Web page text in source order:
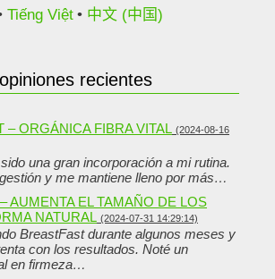
Tiếng Việt 中文 (中国)
recientes
– ORGÁNICA FIBRA VITAL (2024-08-16
una gran incorporación a mi rutina.
y me mantiene lleno por más…
AUMENTA EL TAMAÑO DE LOS
NATURAL (2024-07-31 14:29:14)
BreastFast durante algunos meses y
con los resultados. Noté un
en firmeza…